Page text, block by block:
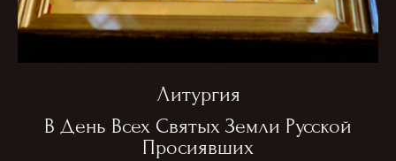
Литургия
В День Всех Святых Земли Русской
Просиявших